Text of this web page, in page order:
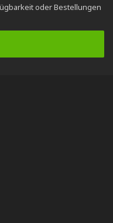
oder Bestellungen